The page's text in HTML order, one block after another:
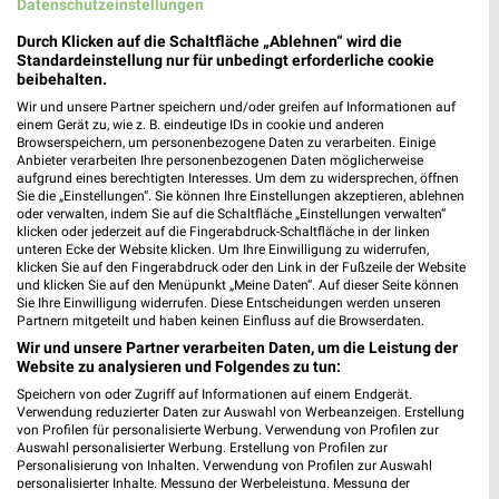
dm
Ringstr. 21
187,64 km
Drogerie & Parfümerie Angebote für Chemnitz
und Umgebung
6 Prospekte
Müller Müller
Datenschutzeinstellungen
Durch Klicken auf die Schaltfläche „Ablehnen“ wird die
Standardeinstellung nur für unbedingt erforderliche cookie
beibehalten.
Wir und unsere Partner speichern und/oder greifen auf Informationen auf
einem Gerät zu, wie z. B. eindeutige IDs in cookie und anderen
Browserspeichern, um personenbezogene Daten zu verarbeiten. Einige
Anbieter verarbeiten Ihre personenbezogenen Daten möglicherweise
aufgrund eines berechtigten Interesses. Um dem zu widersprechen, öffnen
Sie die „Einstellungen“. Sie können Ihre Einstellungen akzeptieren, ablehnen
oder verwalten, indem Sie auf die Schaltfläche „Einstellungen verwalten“
klicken oder jederzeit auf die Fingerabdruck-Schaltfläche in der linken
unteren Ecke der Website klicken. Um Ihre Einwilligung zu widerrufen,
klicken Sie auf den Fingerabdruck oder den Link in der Fußzeile der Website
und klicken Sie auf den Menüpunkt „Meine Daten“. Auf dieser Seite können
Sie Ihre Einwilligung widerrufen. Diese Entscheidungen werden unseren
Partnern mitgeteilt und haben keinen Einfluss auf die Browserdaten.
Wir und unsere Partner verarbeiten Daten, um die Leistung der
Website zu analysieren und Folgendes zu tun:
Speichern von oder Zugriff auf Informationen auf einem Endgerät.
Verwendung reduzierter Daten zur Auswahl von Werbeanzeigen. Erstellung
von Profilen für personalisierte Werbung. Verwendung von Profilen zur
Auswahl personalisierter Werbung. Erstellung von Profilen zur
Personalisierung von Inhalten. Verwendung von Profilen zur Auswahl
personalisierter Inhalte. Messung der Werbeleistung. Messung der